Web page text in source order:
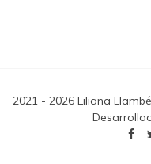
2021 - 2026 Liliana